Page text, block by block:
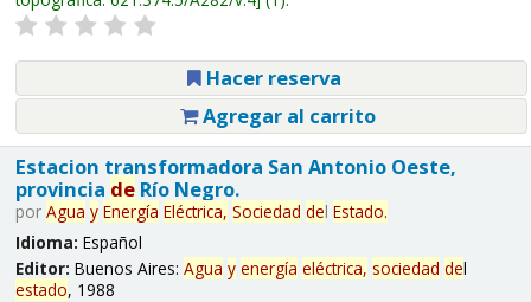
Hacer reserva
Agregar al carrito
Estacion transformadora San Antonio Oeste,
provincia deRío Negro.
por Agua y Energía Eléctrica, Sociedad del Estado.
Idioma: Español
Editor: Buenos Aires: Agua y energía eléctrica, sociedad del
estado, 1988